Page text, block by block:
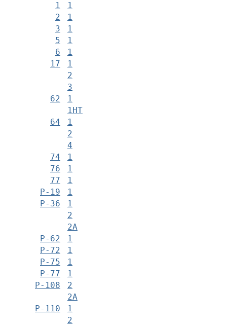
1
1
2
1
3
1
5
1
6
1
17
1
2
3
62
1
1НТ
64
1
2
4
74
1
76
1
77
1
Р-19
1
Р-36
1
2
2А
Р-62
1
Р-72
1
Р-75
1
Р-77
1
Р-108
2
2А
Р-110
1
2